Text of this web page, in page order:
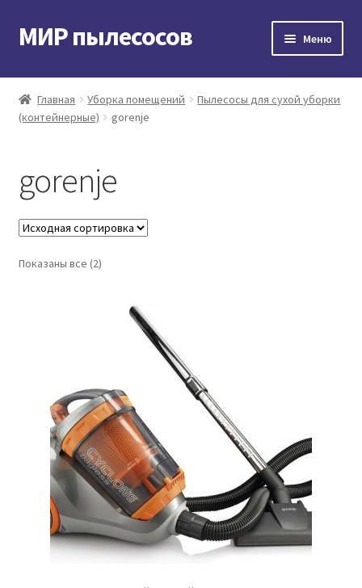
Перейти
к
Перейти
к
МИР пылесосов Меню
Главная
Мой аккаунт
Контакты
Главная Уборка помещений
Пылесосы для сухой уборки
(контейнерные)
gorenje
gorenje
Показаны все (2)